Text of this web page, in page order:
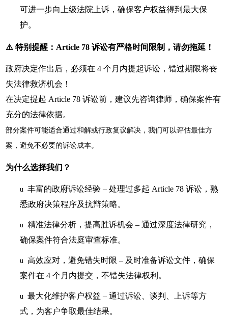
可进一步向上级法院上诉，确保客户权益得到最大保
护。
⚠️ 特别提醒：Article 78 诉讼有严格时间限制，请勿拖延！
政府决定作出后，必须在 4 个月内提起诉讼，错过期限将丧
失法律救济机会！
在决定提起 Article 78 诉讼前，建议先咨询律师，确保案件有
充分的法律依据。
部分案件可能适合通过和解或行政复议解决，我们可以评估最佳方
案，避免不必要的诉讼成本。
为什么选择我们？
u 丰富的政府诉讼经验 – 处理过多起 Article 78 诉讼，熟
悉政府决策程序及抗辩策略。
u 精准法律分析，提高胜诉机会 – 通过深度法律研究，
确保案件符合法庭审查标准。
u 高效应对，避免错失时限 – 及时准备诉讼文件，确保
案件在 4 个月内提交，不错失法律权利。
u 最大化维护客户权益 – 通过诉讼、谈判、上诉等方
式，为客户争取最佳结果。